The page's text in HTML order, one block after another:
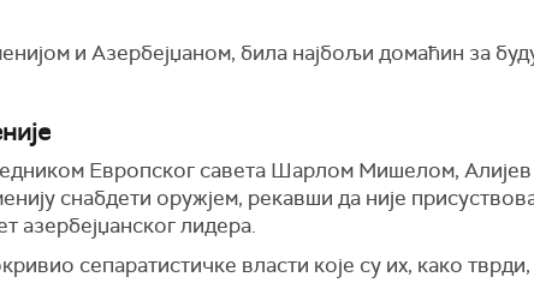
и Азербејџаном, била најбољи домаћин за
Европског савета Шарлом Мишелом, Алијев
снабдети оружјем, рекавши да није
азербејџанског лидера.
сепаратистичке власти које су их, како